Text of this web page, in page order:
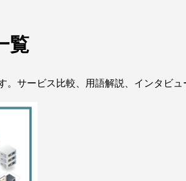
覧
。サービス比較、用語解説、インタビ